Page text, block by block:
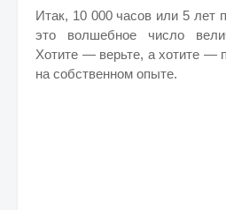
Итак, 10 000 часов или 5 лет
это волшебное число
Хотите — верьте, а хотите —
на собственном опыте.